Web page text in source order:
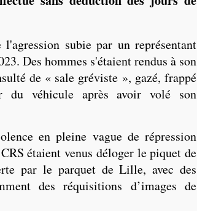
subie par un représentant
Des hommes s'étaient rendus à son
de « sale gréviste », gazé, frappé
véhicule après avoir volé son
en pleine vague de répression
étaient venus déloger le piquet de
par le parquet de Lille, avec des
des réquisitions d’images de